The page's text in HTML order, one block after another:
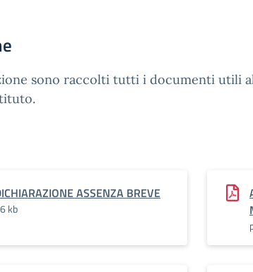
sono raccolti tutti i documenti utili
ASSENZA BREVE
kb